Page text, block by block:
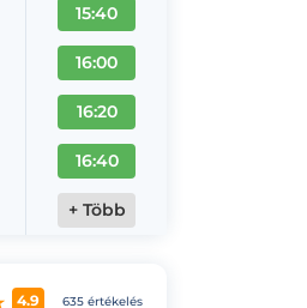
15:40
16:00
16:20
16:40
+ Több
4.9 635 értékelés